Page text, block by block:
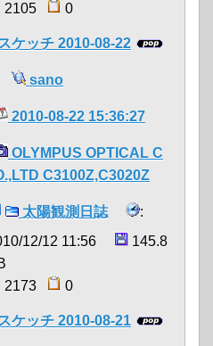
2105
0
ケッチ 2010-08-22
sano
2010-08-22 15:36:27
OLYMPUS OPTICAL C
C3100Z,C3020Z
太陽観測日誌
:
12/12 11:56
145.8
2173
0
ケッチ 2010-08-21